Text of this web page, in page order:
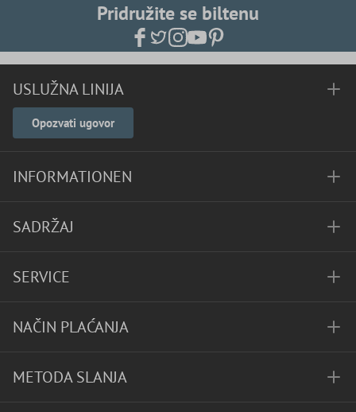
Pridružite se biltenu
USLUŽNA LINIJA
Opozvati ugovor
INFORMATIONEN
SADRŽAJ
SERVICE
NAČIN PLAĆANJA
METODA SLANJA